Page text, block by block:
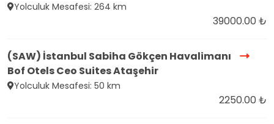
Yolculuk Mesafesi: 264 km
39000.00 ₺
(SAW) İstanbul Sabiha Gökçen Havalimanı
Bof Otels Ceo Suites Ataşehir
Yolculuk Mesafesi: 50 km
2250.00 ₺